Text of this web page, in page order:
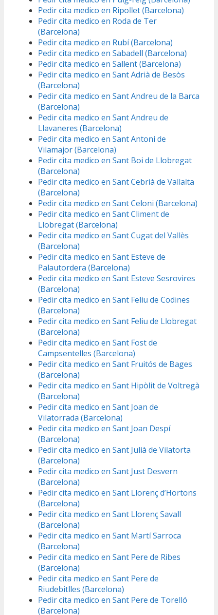
Pedir cita medico en Ripollet (Barcelona)
Pedir cita medico en Roda de Ter
(Barcelona)
Pedir cita medico en Rubí (Barcelona)
Pedir cita medico en Sabadell (Barcelona)
Pedir cita medico en Sallent (Barcelona)
Pedir cita medico en Sant Adrià de Besòs
(Barcelona)
Pedir cita medico en Sant Andreu de la Barca
(Barcelona)
Pedir cita medico en Sant Andreu de
Llavaneres (Barcelona)
Pedir cita medico en Sant Antoni de
Vilamajor (Barcelona)
Pedir cita medico en Sant Boi de Llobregat
(Barcelona)
Pedir cita medico en Sant Cebrià de Vallalta
(Barcelona)
Pedir cita medico en Sant Celoni (Barcelona)
Pedir cita medico en Sant Climent de
Llobregat (Barcelona)
Pedir cita medico en Sant Cugat del Vallès
(Barcelona)
Pedir cita medico en Sant Esteve de
Palautordera (Barcelona)
Pedir cita medico en Sant Esteve Sesrovires
(Barcelona)
Pedir cita medico en Sant Feliu de Codines
(Barcelona)
Pedir cita medico en Sant Feliu de Llobregat
(Barcelona)
Pedir cita medico en Sant Fost de
Campsentelles (Barcelona)
Pedir cita medico en Sant Fruitós de Bages
(Barcelona)
Pedir cita medico en Sant Hipòlit de Voltregà
(Barcelona)
Pedir cita medico en Sant Joan de
Vilatorrada (Barcelona)
Pedir cita medico en Sant Joan Despí
(Barcelona)
Pedir cita medico en Sant Julià de Vilatorta
(Barcelona)
Pedir cita medico en Sant Just Desvern
(Barcelona)
Pedir cita medico en Sant Llorenç d’Hortons
(Barcelona)
Pedir cita medico en Sant Llorenç Savall
(Barcelona)
Pedir cita medico en Sant Martí Sarroca
(Barcelona)
Pedir cita medico en Sant Pere de Ribes
(Barcelona)
Pedir cita medico en Sant Pere de
Riudebitlles (Barcelona)
Pedir cita medico en Sant Pere de Torelló
(Barcelona)